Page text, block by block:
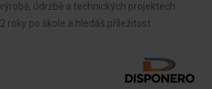
údržbě a technických projektech.
roky po škole a hledáš příležitost